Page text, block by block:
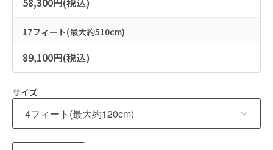
17フィート(最大約510cm)
89,100円(税込)
サイズ